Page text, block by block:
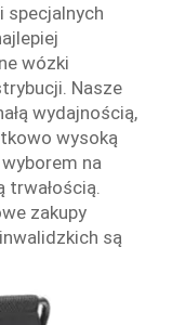
specjalnych
wózki
Nasze
wydajnością,
wysoką
na
trwałością.
zakupy
są